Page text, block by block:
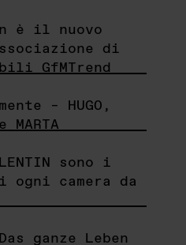
è il nuovo
di
GfMTrend
– HUGO,
MARTA
sono i
camera da
ganze Leben